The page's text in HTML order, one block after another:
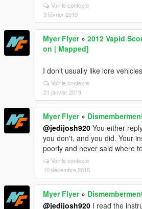
Voir le contexte
3 février 2019
Myer Flyer» 2012 Vapid
on | Mapped]
I don't usually like lore
Voir le contexte
21 janvier 2019
Myer Flyer»
@jedijosh920 You either
you don't, and you did. Your
poorly and never said where
Voir le contexte
10 décembre 2018
Myer Flyer»
@jedijosh920 I read the